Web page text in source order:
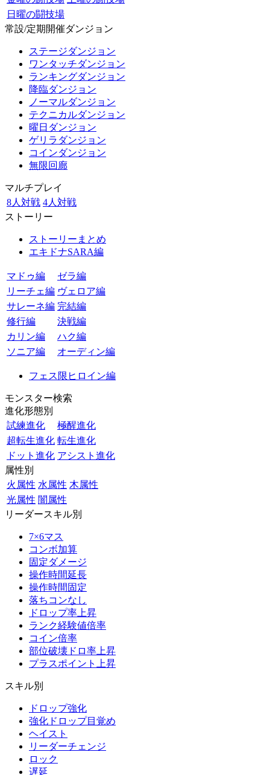
日曜の闘技場
常設/定期開催ダンジョン
ステージダンジョン
ワンタッチダンジョン
ランキングダンジョン
降臨ダンジョン
ノーマルダンジョン
テクニカルダンジョン
曜日ダンジョン
ゲリラダンジョン
コインダンジョン
無限回廊
マルチプレイ
8人対戦 4人対戦
ストーリー
ストーリーまとめ
エキドナSARA編
マドゥ編
ゼラ編
リーチェ編 ヴェロア編
サレーネ編 完結編
修行編
決戦編
カリン編
ハク編
ソニア編
オーディン編
フェス限ヒロイン編
モンスター検索
進化形態別
試練進化
極醒進化
超転生進化 転生進化
ドット進化 アシスト進化
属性別
火属性 水属性 木属性
光属性 闇属性
リーダースキル別
7×6マス
コンボ加算
固定ダメージ
操作時間延長
操作時間固定
落ちコンなし
ドロップ率上昇
ランク経験値倍率
コイン倍率
部位破壊ドロ率上昇
プラスポイント上昇
スキル別
ドロップ強化
強化ドロップ目覚め
ヘイスト
リーダーチェンジ
ロック
遅延